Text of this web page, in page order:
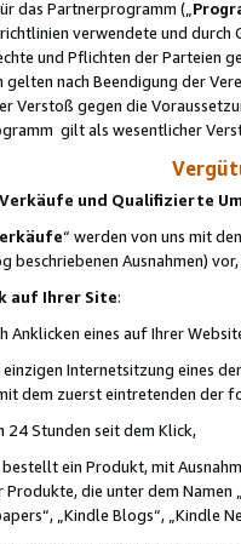
das Partnerprogramm („
verwendete und durch
und Pflichten der Parteien
nach Beendigung der
Verstoß gegen die
gilt als wesentlicher
und Qualifizierte
“ werden von uns mit
beschriebenen Ausnahmen) vor,
auf Ihrer Site:
Anklicken eines auf Ihrer
Internetsitzung eines
dem zuerst eintretenden der
Stunden seit dem Klick,
ein Produkt, mit
die unter dem Namen
„Kindle Blogs“, „Kindle